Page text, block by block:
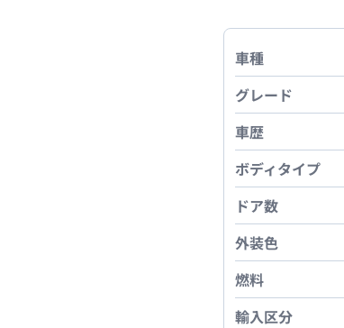
車種
グレード
車歴
ボディタイプ
ドア数
外装色
燃料
輸入区分